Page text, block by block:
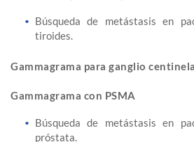
Búsqueda de metástasis en
tiroides.
Gammagrama para ganglio centinela
Gammagrama con PSMA
Búsqueda de metástasis en
próstata.